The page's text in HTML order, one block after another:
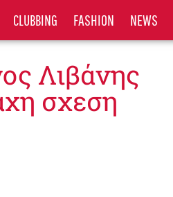
CLUBBING FASHION NEWS
Λιβάνης
σχεση